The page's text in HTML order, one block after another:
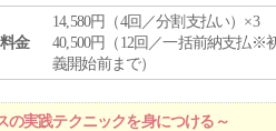
料金
14,580円（4回／分割支払い）×3
40,500円（12回／一括前納支払※
義開始前まで）
実践テクニックを身につける～